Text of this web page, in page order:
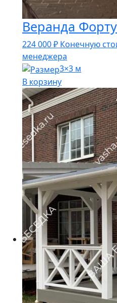
Веранда
224 000₽ Конечную
менеджера
3×3 м
В корзину